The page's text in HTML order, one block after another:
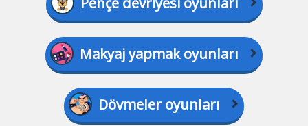
Makyaj yapmak oyunları
Dövmeler oyunları